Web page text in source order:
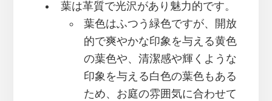
葉は革質で光沢があり魅力的です。
葉色はふつう緑色ですが、開放
的で爽やかな印象を与える黄色
の葉色や、清潔感や輝くような
印象を与える白色の葉色もある
ため、お庭の雰囲気に合わせて